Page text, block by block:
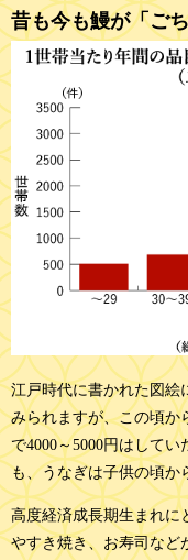
昔も今も鰻が「ご
江戸時代に書かれた図絵
みられますが、この頃か
で4000～5000円はして
も、うなぎは子供の頃か
高度経済成長期生まれに
やすき焼き、お寿司など